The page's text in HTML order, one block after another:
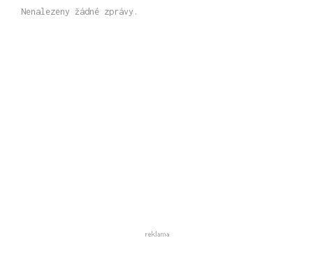
Nenalezeny žádné zprávy.